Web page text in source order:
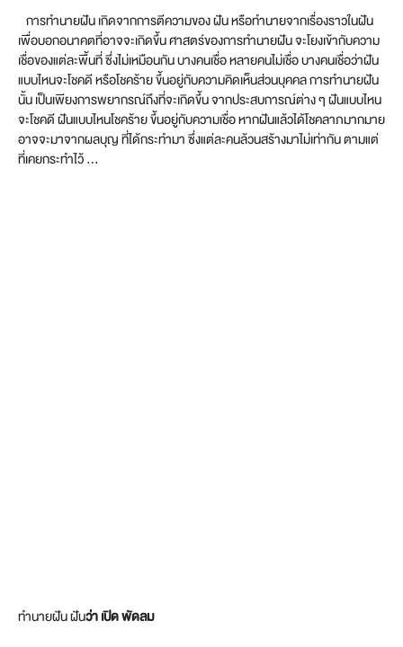
การทำนายฝัน เกิดจากการตีความของ ฝัน หรือทำนายจากเรื่องราวในฝัน
เพื่อบอกอนาคตที่อาจจะเกิดขึ้น ศาสตร์ของการทำนายฝัน จะโยงเข้ากับความ
เชื่อของแต่ละพื้นที่ ซึ่งไม่เหมือนกัน บางคนเชื่อ หลายคนไม่เชื่อ บางคนเชื่อว่าฝัน
แบบไหนจะโชคดี หรือโชคร้าย ขึ้นอยู่กับความคิดเห็นส่วนบุคคล การทำนายฝัน
นั้น เป็นเพียงการพยากรณ์ถึงที่จะเกิดขึ้น จากประสบการณ์ต่าง ๆ ฝันแบบไหน
จะโชคดี ฝันแบบไหนโชคร้าย ขึ้นอยู่กับความเชื่อ หากฝันแล้วได้โชคลาภมากมาย
อาจจะมาจากผลบุญ ที่ได้กระทำมา ซึ่งแต่ละคนล้วนสร้างมาไม่เท่ากัน ตามแต่
ที่เคยกระทำไว้ …
ทำนายฝัน ฝันว่า เปิด พัดลม